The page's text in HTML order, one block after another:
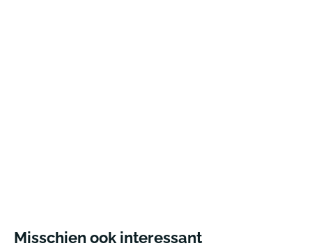
Misschien ook interessant